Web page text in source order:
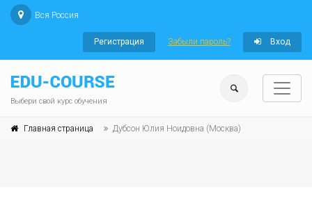
Вся Россия
Регистрация Забыли пароль? Вход
Выбери свой курс обучения
Главная страница Дубсон Юлия Ноидовна (Москва)